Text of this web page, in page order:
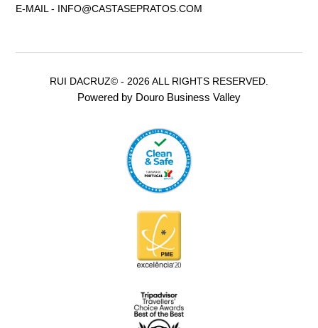
E-MAIL - INFO@CASTASEPRATOS.COM
RUI DACRUZ© - 2026 ALL RIGHTS RESERVED.
Powered by Douro Business Valley